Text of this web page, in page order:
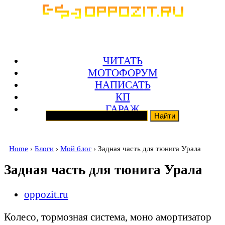
ЧИТАТЬ
МОТОФОРУМ
НАПИСАТЬ
КП
ГАРАЖ
Home › Блоги › Мой блог › Задная часть для тюнига Урала
Задная часть для тюнига Урала
oppozit.ru
Колесо, тормозная система, моно амортизатор